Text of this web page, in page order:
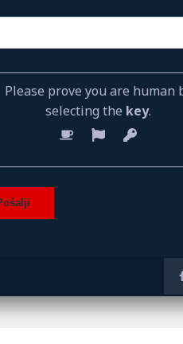
Please prove you are human
selecting the key.